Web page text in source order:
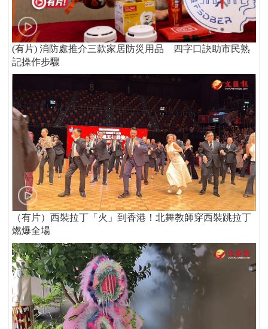
(有片) 消防處推介三款家居防災用品 四字口訣助市民熟
記操作步驟
（有片）西裝拉丁「火」到香港！北舞教師穿西裝跳拉丁
燃爆全場